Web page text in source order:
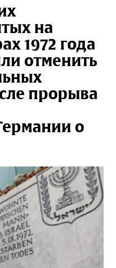
на
1972 года
отменить
прорыва
о